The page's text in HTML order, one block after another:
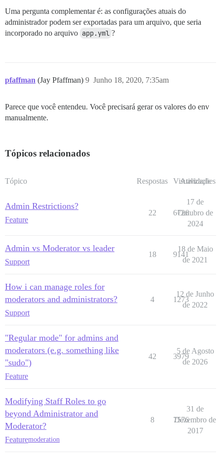
Uma pergunta complementar é: as configurações atuais do
administrador podem ser exportadas para um arquivo, que seria
incorporado no arquivo app.yml ?
pfaffman (Jay Pfaffman) Junho 18, 2020, 7:35am
9
Parece que você entendeu. Você precisará gerar os valores do env
manualmente.
Tópicos relacionados
Tópico Respostas Visualizações
Atividade
Admin Restrictions?
Feature
22 6726
17 de
Outubro de
2024
Admin vs Moderator vs leader
Support
18 9141
18 de Maio
de 2021
How i can manage roles for
moderators and administrators?
Support
4 1273
12 de Junho
de 2022
"Regular mode" for admins and
moderators (e.g. something like
"sudo")
Feature
42 3979
5 de Agosto
de 2026
Modifying Staff Roles to go
beyond Administrator and
Moderator?
Featuremoderation
8 7576
31 de
Dezembro de
2017